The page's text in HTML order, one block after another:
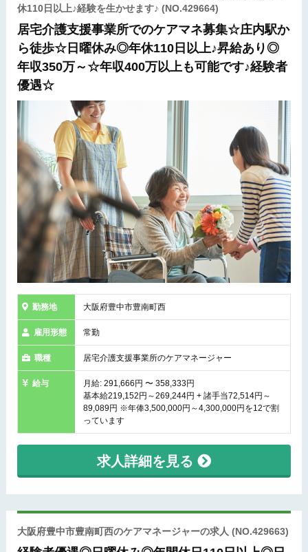
休110日以上♪経験を生かせます♪ (NO.429664)
居宅介護支援事業所でのケアマネ募集☆庄内駅か
ら徒歩☆日曜休み◎年休110日以上♪昇給あり◎
年収350万～☆年収400万以上も可能です♪経験者
優遇☆
勤務地 大阪府豊中市豊南町西
雇用形態 常勤
職種 居宅介護支援事業所のケアマネージャー
給与
月給: 291,666円 〜 358,333円
基本給219,152円～269,244円 + 諸手当72,514円～
89,089円 ※年俸3,500,000円～4,300,000円を12で割
っています
求人詳細を見る
大阪府豊中市豊南町西のケアマネージャーの求人 (NO.429663)